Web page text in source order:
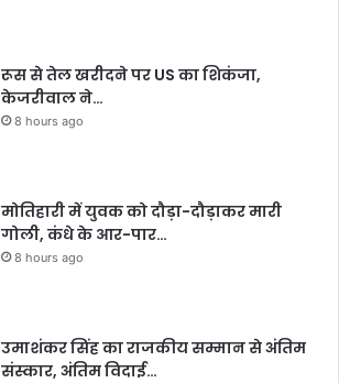
रूस से तेल खरीदने पर US का शिकंजा,
केजरीवाल ने…
8 hours ago
मोतिहारी में युवक को दौड़ा-दौड़ाकर मारी
गोली, कंधे के आर-पार…
8 hours ago
उमाशंकर सिंह का राजकीय सम्मान से अंतिम
संस्कार, अंतिम विदाई…